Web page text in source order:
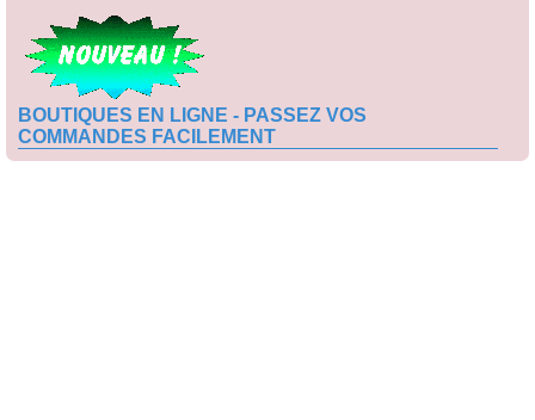
BOUTIQUES EN LIGNE - PASSEZ VOS
COMMANDES FACILEMENT